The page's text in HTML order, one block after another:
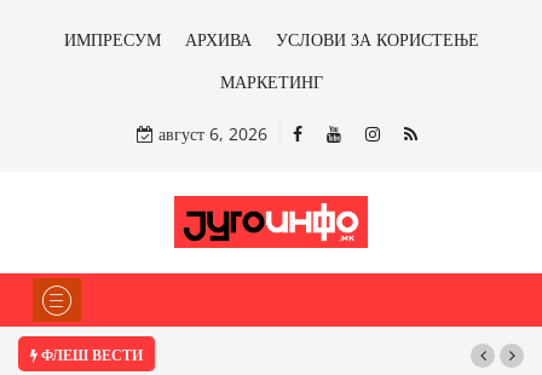
ИМПРЕСУМ АРХИВА
УСЛОВИ ЗА КОРИСТЕЊЕ
МАРКЕТИНГ
август 6, 2026
ФЛЕШ ВЕСТИ